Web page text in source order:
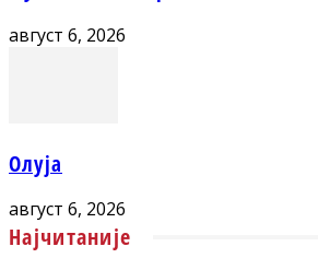
август 6, 2026
Олуја
август 6, 2026
Најчитаније